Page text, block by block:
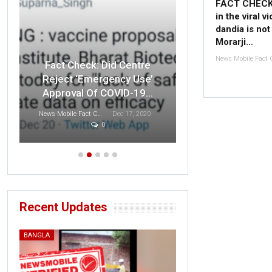
FACT
in the viral
dandia is
Morarji…
Fact Check: Did Centre
Reject ‘Emergency Use’
Approval Of COVID-19…
News Mobile Fact Check Bureau
Dec 17, 2020
0
Fact Check:
Recent Updates
BANGLA